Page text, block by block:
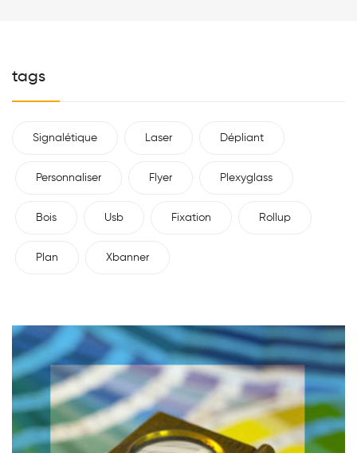
tags
Signalétique Laser Dépliant
Personnaliser Flyer Plexyglass
Bois Usb Fixation Rollup
Plan Xbanner